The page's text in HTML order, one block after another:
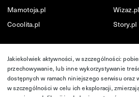
Mamotoja.pl
Wizaz.pl
Cocolita.pl
Story.pl
Jakiekolwiek aktywności, w szczególności:
przechowywanie, lub inne wykorzystywanie
dostępnych w ramach niniejszego serwisu oraz
w szczególności w celu ich eksploracji,